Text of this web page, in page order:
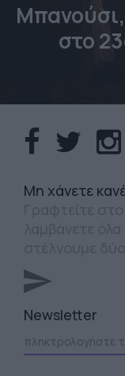
στο
Mη χάνετε
Newsletter